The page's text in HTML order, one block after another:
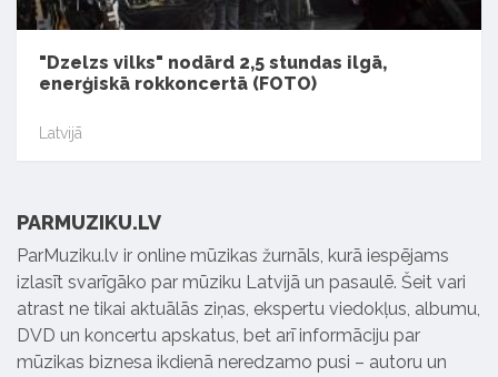
"Dzelzs vilks" nodārd 2,5 stundas ilgā,
enerģiskā rokkoncertā (FOTO)
Latvijā
PARMUZIKU.LV
ParMuziku.lv ir online mūzikas žurnāls, kurā iespējams
izlasīt svarīgāko par mūziku Latvijā un pasaulē. Šeit vari
atrast ne tikai aktuālās ziņas, ekspertu viedokļus, albumu,
DVD un koncertu apskatus, bet arī informāciju par
mūzikas biznesa ikdienā neredzamo pusi – autoru un